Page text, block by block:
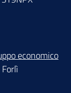
economico